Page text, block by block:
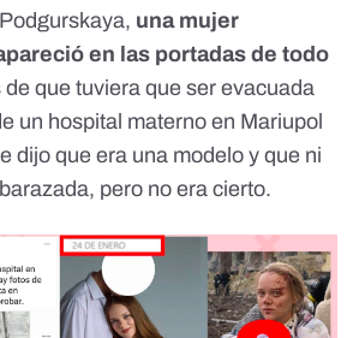
una mujer
en las portadas de todo
que tuviera que ser evacuada
un hospital materno en Mariupol
dijo que era una modelo y que ni
pero no era cierto.